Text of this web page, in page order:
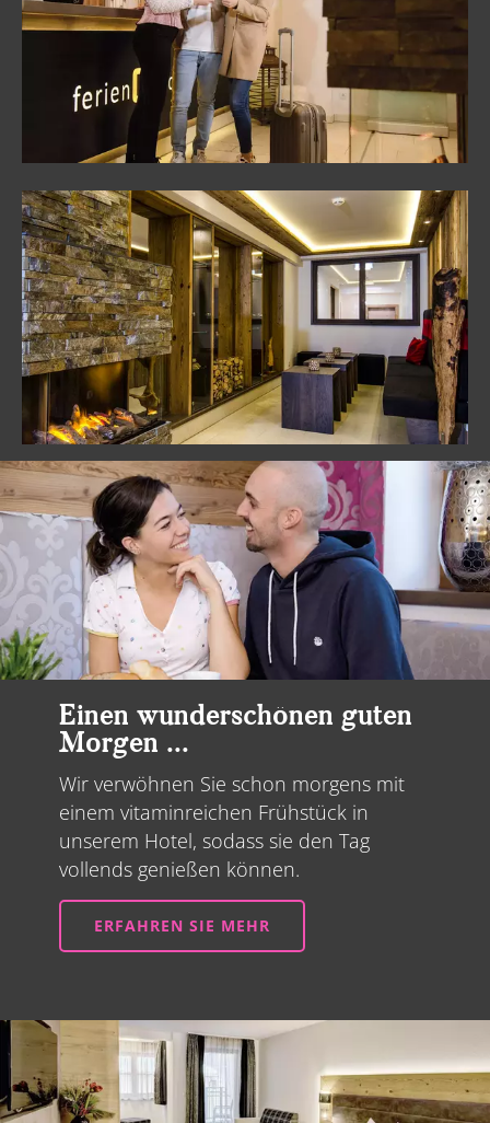
Einen wunderschönen guten
Morgen ...
Wir verwöhnen Sie schon morgens mit
einem vitaminreichen Frühstück in
unserem Hotel, sodass sie den Tag
vollends genießen können.
ERFAHREN SIE MEHR